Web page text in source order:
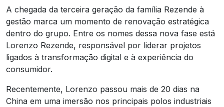
A chegada da terceira geração da família Rezende à
gestão marca um momento de renovação estratégica
dentro do grupo. Entre os nomes dessa nova fase está
Lorenzo Rezende, responsável por liderar projetos
ligados à transformação digital e à experiência do
consumidor.
Recentemente, Lorenzo passou mais de 20 dias na
China em uma imersão nos principais polos industriais